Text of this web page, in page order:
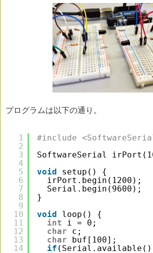
プログラムは以下の通り。
1
2
3
4
5
6
7
8
9
10
11
12
13
14
#include
SoftwareSerial
void
setup() {
irPort.begin(1200);
Serial.begin(9600);
}
void
loop() {
int
i = 0;
char
c;
char
buf[100];
if